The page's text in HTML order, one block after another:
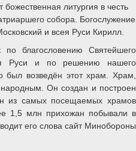
литургия в честь
собора. Богослужение
и всея Руси Кирилл.
по благословению Святейшего
Руси и по решению нашего
был возведён этот храм. Храм,
народным. Он создан и построен
из самых посещаемых храмов
1,5 млн прихожан побывали в
его слова сайт Минобороны